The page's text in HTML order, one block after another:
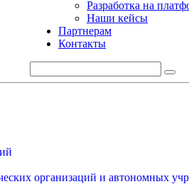
Разработка на
Наши кейсы
Партнерам
Контакты
организаций и автономных